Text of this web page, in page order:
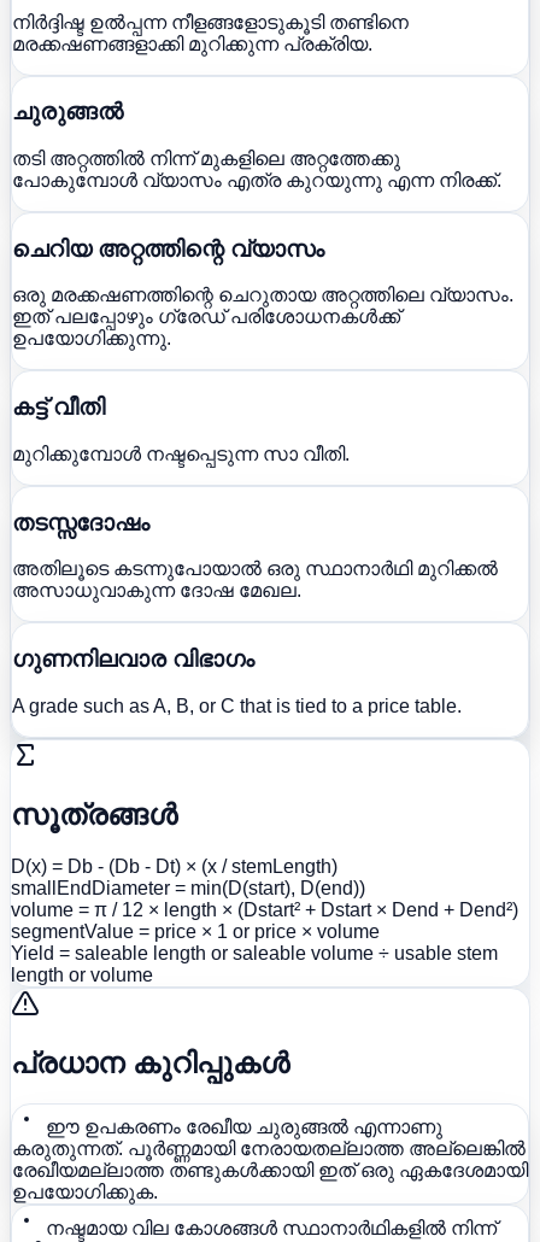
നിർദ്ദിഷ്ട ഉൽപ്പന്ന നീളങ്ങളോടുകൂടി തണ്ടിനെ
മരക്കഷണങ്ങളാക്കി മുറിക്കുന്ന പ്രക്രിയ.
ചുരുങ്ങൽ
തടി അറ്റത്തിൽ നിന്ന് മുകളിലെ അറ്റത്തേക്കു
പോകുമ്പോൾ വ്യാസം എത്ര കുറയുന്നു എന്ന നിരക്ക്.
ചെറിയ അറ്റത്തിന്റെ വ്യാസം
ഒരു മരക്കഷണത്തിന്റെ ചെറുതായ അറ്റത്തിലെ വ്യാസം.
ഇത് പലപ്പോഴും ഗ്രേഡ് പരിശോധനകൾക്ക്
ഉപയോഗിക്കുന്നു.
കട്ട് വീതി
മുറിക്കുമ്പോൾ നഷ്ടപ്പെടുന്ന സാ വീതി.
തടസ്സദോഷം
അതിലൂടെ കടന്നുപോയാൽ ഒരു സ്ഥാനാർഥി മുറിക്കൽ
അസാധുവാകുന്ന ദോഷ മേഖല.
ഗുണനിലവാര വിഭാഗം
A grade such as A, B, or C that is tied to a price table.
സൂത്രങ്ങൾ
D(x) = Db - (Db - Dt) × (x / stemLength)
smallEndDiameter = min(D(start), D(end))
volume = π / 12 × length × (Dstart² + Dstart × Dend + Dend²)
segmentValue = price × 1 or price × volume
Yield = saleable length or saleable volume ÷ usable stem
length or volume
പ്രധാന കുറിപ്പുകൾ
ഈ ഉപകരണം രേഖീയ ചുരുങ്ങൽ എന്നാണു
കരുതുന്നത്. പൂർണ്ണമായി നേരായതല്ലാത്ത അല്ലെങ്കിൽ
രേഖീയമല്ലാത്ത തണ്ടുകൾക്കായി ഇത് ഒരു ഏകദേശമായി
ഉപയോഗിക്കുക.
നഷ്ടമായ വില കോശങ്ങൾ സ്ഥാനാർഥികളിൽ നിന്ന്